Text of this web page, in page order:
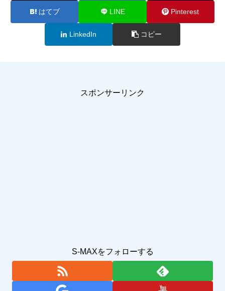
はてブ LINE Pinterest
LinkedIn コピー
スポンサーリンク
S-MAXをフォローする